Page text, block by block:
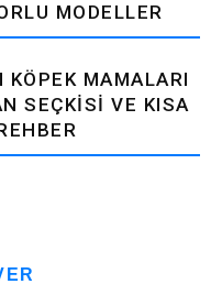
MODELLER
KÖPEK MAMALARI
SEÇKISI VE KISA